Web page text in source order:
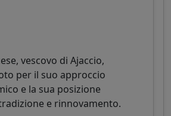
vescovo di Ajaccio,
per il suo approccio
e la sua posizione
e rinnovamento.